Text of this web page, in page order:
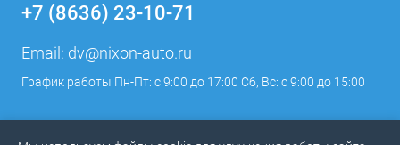
+7 (8636) 23-10-71
Email: dv@nixon-auto.ru
График работы Пн-Пт: с 9:00 до 17:00 Сб, Вс: с 9:00 до 15:00